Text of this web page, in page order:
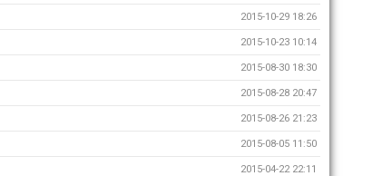
2015-10-29 18:26
2015-10-23 10:14
2015-08-30 18:30
2015-08-28 20:47
2015-08-26 21:23
2015-08-05 11:50
2015-04-22 22:11